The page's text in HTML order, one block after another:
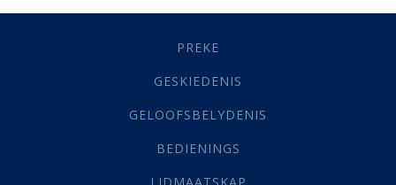
Geestelike Groei(10)
(21)
Grys Areas(4)
Lewensdoel(3)
Selfondersoek(1)
PREKE
GESKIEDENIS
GELOOFSBELYDENIS
BEDIENINGS
LIDMAATSKAP